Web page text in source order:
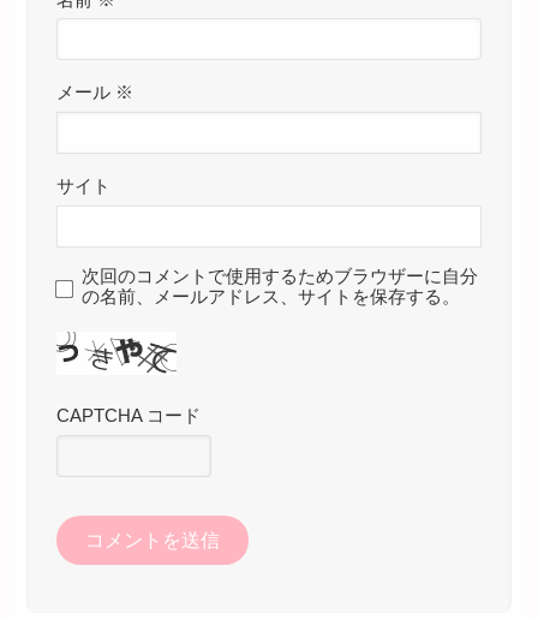
メール ※
サイト
次回のコメントで使用するためブラウザーに自分
の名前、メールアドレス、サイトを保存する。
CAPTCHA コード